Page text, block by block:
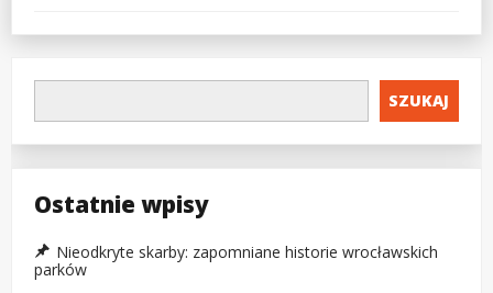
SZUKAJ
Ostatnie wpisy
Nieodkryte skarby: zapomniane historie wrocławskich
parków